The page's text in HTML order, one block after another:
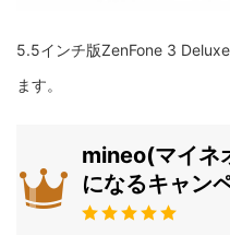
5.5インチ版ZenFone 3
ます。
mineo(マイネ
になるキャン